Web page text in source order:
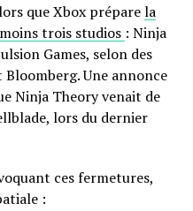
que Xbox préparela
trois studios : Ninja
Games, selon des
Une annonce
Ninja Theory venait de
lors du dernier
ces fermetures,
: